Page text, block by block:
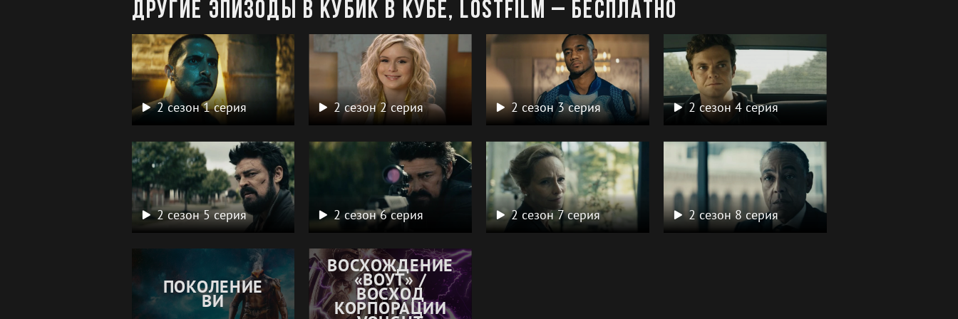
Другие эпизоды в Кубик в Кубе, LostFilm – бесплатно
2 сезон 1 серия 2 сезон 2 серия 2 сезон 3 серия 2 сезон 4 серия
2 сезон 5 серия 2 сезон 6 серия 2 сезон 7 серия 2 сезон 8 серия
ПОКОЛЕНИЕ
ВИ
ВОСХОЖДЕНИЕ
«ВОУТ» /
ВОСХОД
КОРПОРАЦИИ